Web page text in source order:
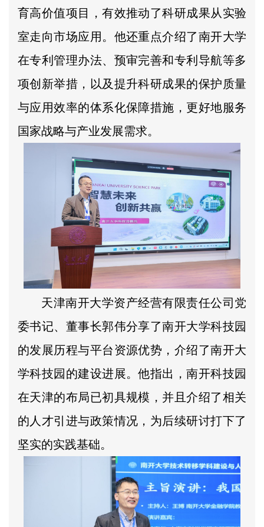
育高价值项目，有效推动了科研成果从实验
室走向市场应用。他还重点介绍了南开大学
在专利管理办法、预审完善和专利导航等多
项创新举措，以及提升科研成果的保护质量
与应用效率的体系化保障措施，更好地服务
国家战略与产业发展需求。
天津南开大学资产经营有限责任公司党
委书记、董事长郭伟分享了南开大学科技园
的发展历程与平台资源优势，介绍了南开大
学科技园的建设进展。他指出，南开科技园
在天津的布局已初具规模，并且介绍了相关
的人才引进与政策情况，为后续研讨打下了
坚实的实践基础。